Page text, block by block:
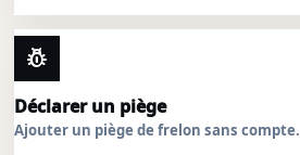
pest_control
Déclarer un piège
Ajouter un piège de frelon sans compte.